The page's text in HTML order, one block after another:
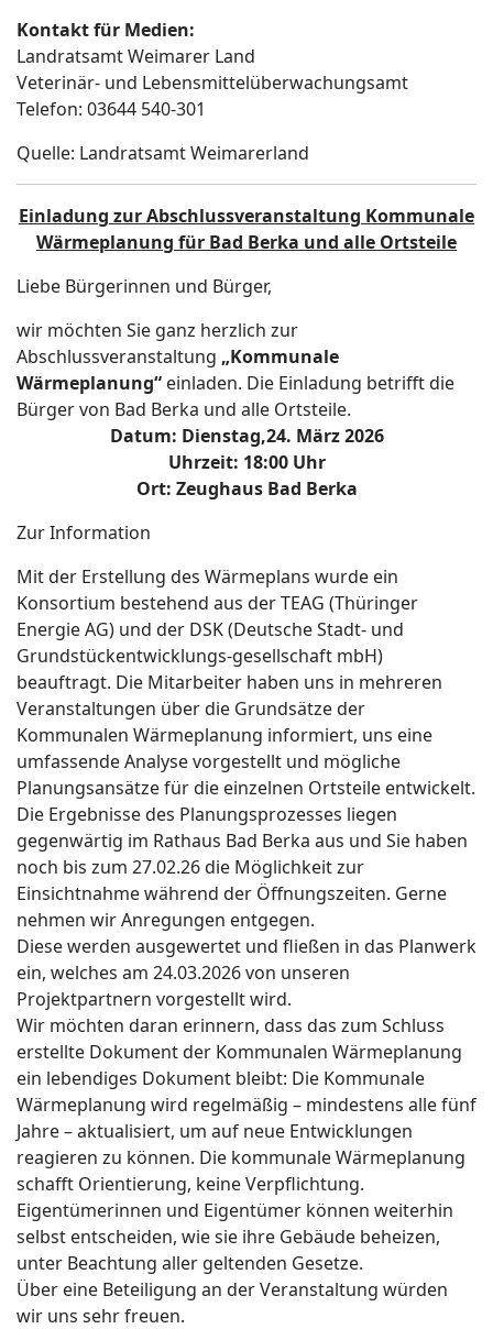
Kontakt für Medien:
Landratsamt Weimarer Land
Veterinär- und Lebensmittelüberwachungsamt
Telefon: 03644 540-301
Quelle: Landratsamt Weimarerland
Einladung zur Abschlussveranstaltung Kommunale
Wärmeplanung für Bad Berka und alle Ortsteile
Liebe Bürgerinnen und Bürger,
wir möchten Sie ganz herzlich zur
Abschlussveranstaltung „Kommunale
Wärmeplanung“ einladen. Die Einladung betrifft die
Bürger von Bad Berka und alle Ortsteile.
Datum: Dienstag,24. März 2026
Uhrzeit: 18:00 Uhr
Ort: Zeughaus Bad Berka
Zur Information
Mit der Erstellung des Wärmeplans wurde ein
Konsortium bestehend aus der TEAG (Thüringer
Energie AG) und der DSK (Deutsche Stadt- und
Grundstückentwicklungs-gesellschaft mbH)
beauftragt. Die Mitarbeiter haben uns in mehreren
Veranstaltungen über die Grundsätze der
Kommunalen Wärmeplanung informiert, uns eine
umfassende Analyse vorgestellt und mögliche
Planungsansätze für die einzelnen Ortsteile entwickelt.
Die Ergebnisse des Planungsprozesses liegen
gegenwärtig im Rathaus Bad Berka aus und Sie haben
noch bis zum 27.02.26 die Möglichkeit zur
Einsichtnahme während der Öffnungszeiten. Gerne
nehmen wir Anregungen entgegen.
Diese werden ausgewertet und fließen in das Planwerk
ein, welches am 24.03.2026 von unseren
Projektpartnern vorgestellt wird.
Wir möchten daran erinnern, dass das zum Schluss
erstellte Dokument der Kommunalen Wärmeplanung
ein lebendiges Dokument bleibt: Die Kommunale
Wärmeplanung wird regelmäßig – mindestens alle fünf
Jahre – aktualisiert, um auf neue Entwicklungen
reagieren zu können. Die kommunale Wärmeplanung
schafft Orientierung, keine Verpflichtung.
Eigentümerinnen und Eigentümer können weiterhin
selbst entscheiden, wie sie ihre Gebäude beheizen,
unter Beachtung aller geltenden Gesetze.
Über eine Beteiligung an der Veranstaltung würden
wir uns sehr freuen.